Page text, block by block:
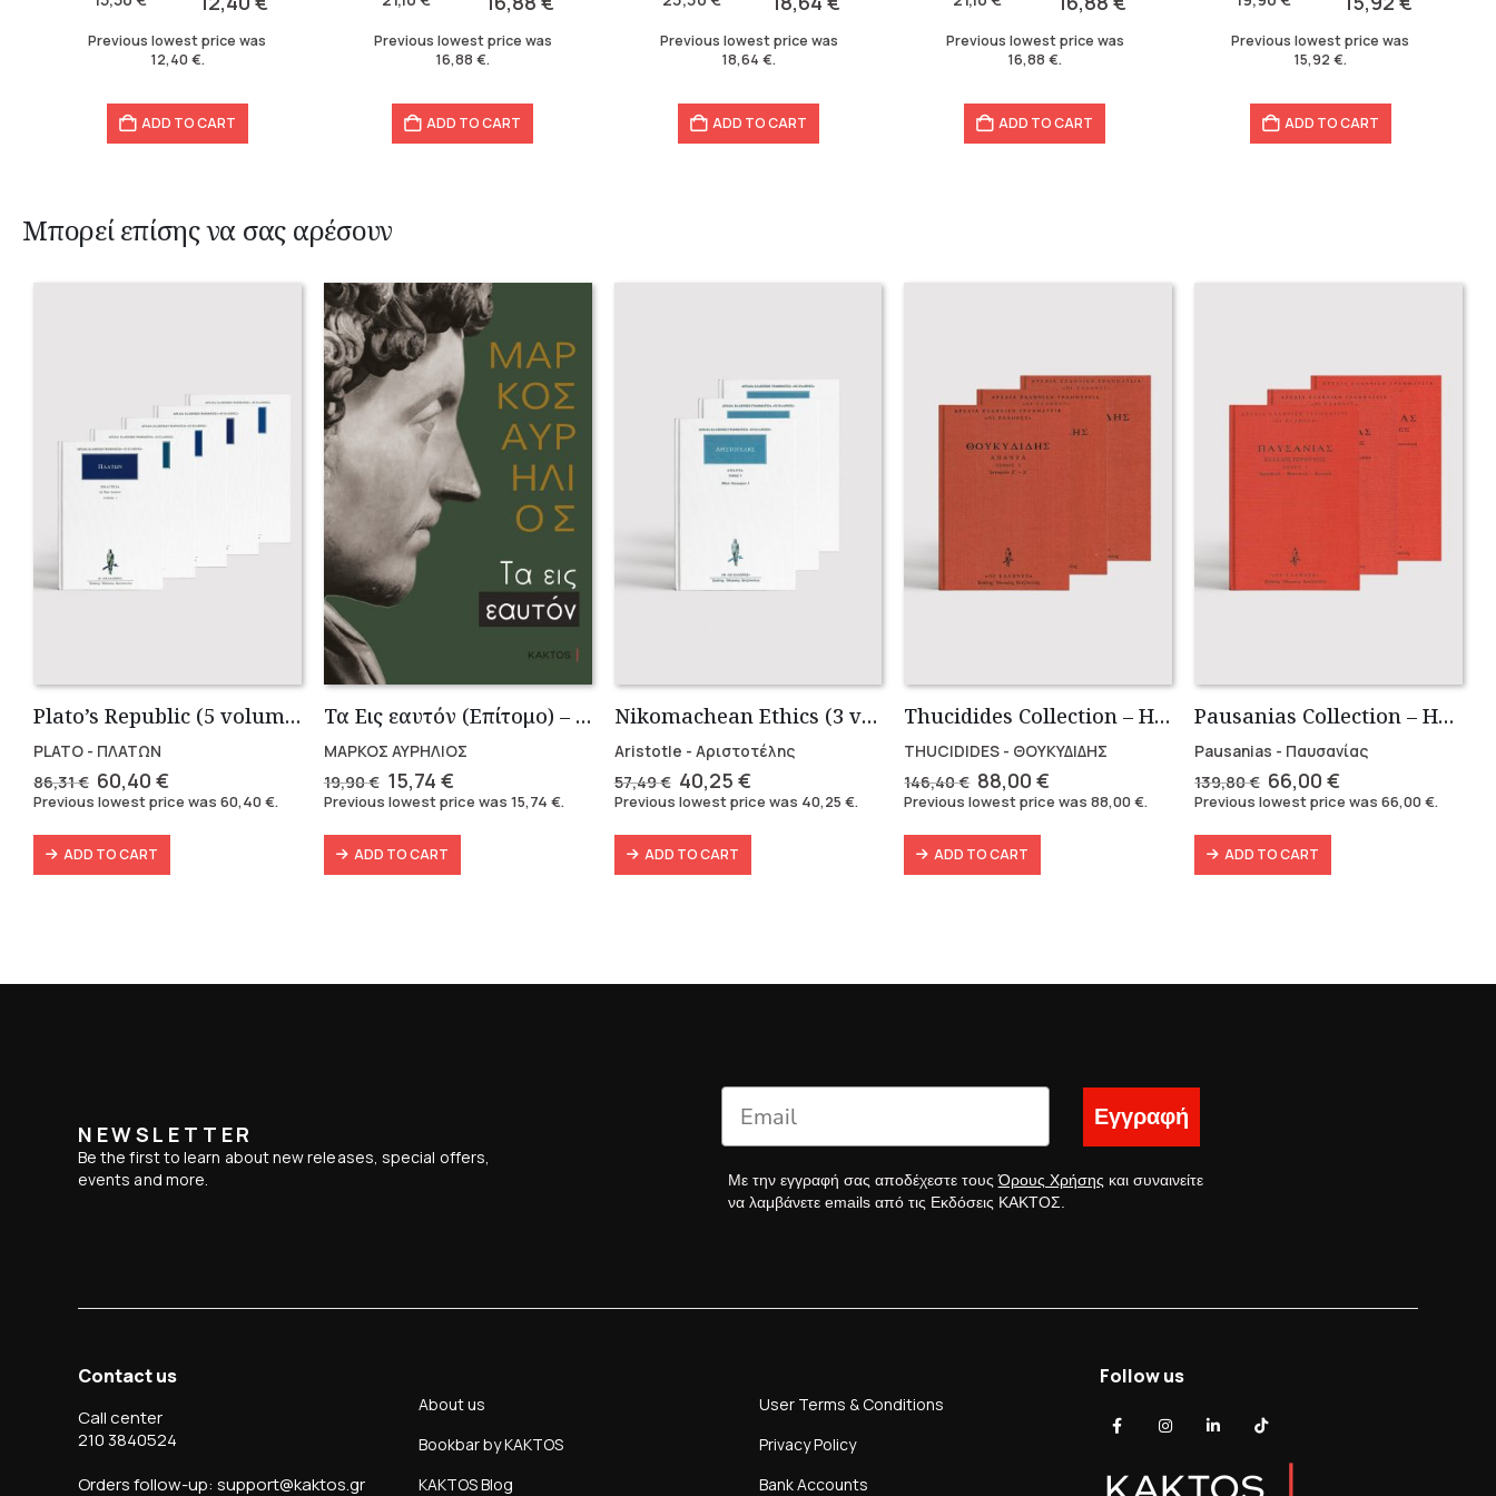
15,50 €.
12,40 €.
Previous lowest price was
12,40 €.
ADD TO CART
21,10 €.
16,88 €.
Previous lowest price was
16,88€.
ADD TO CART
23,30 €.
18,64 €.
Previous lowest price was
18,64€.
ADD TO CART
21,10 €.
16,88 €.
Previous lowest price was
16,88€.
ADD TO CART
19,90 €.
15,92 €.
Previous lowest price was
15,92€.
ADD TO CART
Μπορεί επίσης να σας αρέσουν
Plato’s Republic (5 volumes)
PLATO - ΠΛΑΤΩΝ
86,31€ Original
price
86,31 €.
60,40€
price
60,40 €.
Previous lowest price was 60,40€.
ADD TO CART
Τα Εις εαυτόν (Επίτομο) – Μάρκος Αυρήλιος
ΜΑΡΚΟΣ ΑΥΡΗΛΙΟΣ
19,90€ Original
price
19,90 €.
15,74 €Current
price
15,74 €.
Previous lowest price was 15,74 €.
ADD TO CART
Nikomachean Ethics (3 volumes)
Aristotle - Αριστοτέλης
57,49€ Original
price
57,49 €.
40,25 €Current
price
40,25 €.
Previous lowest price was 40,25 €.
ADD TO CART
Thucidides Collection – Hardbound Edition (4 volumes)
THUCIDIDES - ΘΟΥΚΥΔΙΔΗΣ
146,40€ Original
price
was:
146,40 €.
88,00€
price
Previous lowest price was88,00€.
ADD TO CART
Pausanias Collection – Hardbound (3 volumes)
Pausanias - Παυσανίας
139,80€ Original
price
was:
139,80 €.
66,00€
price
Previous lowest price was66,00€.
ADD TO CART
NEWSLETTER
Be the first to learn about new releases, special offers,
events and more.
Εγγραφή
Με την εγγραφή σας αποδέχεστε τουςΌρους Χρήσης και συναινείτε
να λαμβάνετε emails από τις Εκδόσεις ΚΑΚΤΟΣ.
Contact us
Call center
210 3840524
Orders follow-up: support@kaktos.gr
About us
Bookbar by KAKTOS
KAKTOS Blog
User Terms & Conditions
Privacy Policy
Bank Accounts
Follow us